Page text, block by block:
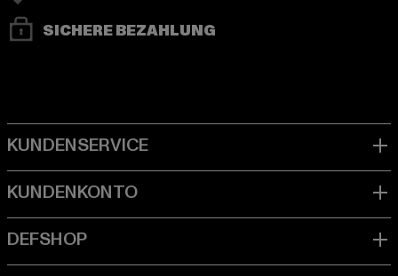
SICHERE BEZAHLUNG